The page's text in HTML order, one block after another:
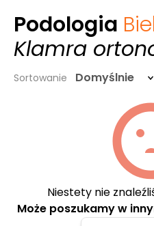
Podologia
Klamra
Sortowanie Domyślnie
Niestety nie
Może poszukamy w